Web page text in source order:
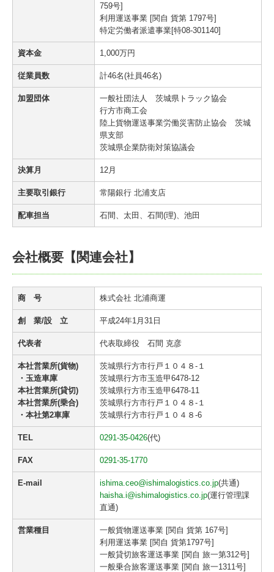
759号]
利用運送事業 [関自 貨第 1797号]
特定労働者派遣事業[特08-301140]
資本金 1,000万円
従業員数 計46名(社員46名)
加盟団体
一般社団法人 茨城県トラック協会
行方市商工会
陸上貨物運送事業労働災害防止協会 茨城
県支部
茨城県企業防衛対策協議会
決算月 12月
主要取引銀行 常陽銀行 北浦支店
配車担当 石間、太田、石間(理)、池田
会社概要【関連会社】
商 号 株式会社 北浦商運
創 業/設 立 平成24年1月31日
代表者 代表取締役 石間 克彦
本社営業所(貨物)
・玉造車庫
本社営業所(貸切)
本社営業所(乗合)
・本社第2車庫
茨城県行方市行戸１０４８-１
茨城県行方市玉造甲6478-12
茨城県行方市玉造甲6478-11
茨城県行方市行戸１０４８-１
茨城県行方市行戸１０４８-6
TEL 0291-35-0426(代)
FAX 0291-35-1770
E-mail ishima.ceo@ishimalogistics.co.jp(共通)
haisha.i@ishimalogistics.co.jp(運行管理課
直通)
営業種目
一般貨物運送事業 [関自 貨第 167号]
利用運送事業 [関自 貨第1797号]
一般貸切旅客運送事業 [関自 旅一第312号]
一般乗合旅客運送事業 [関自 旅一1311号]